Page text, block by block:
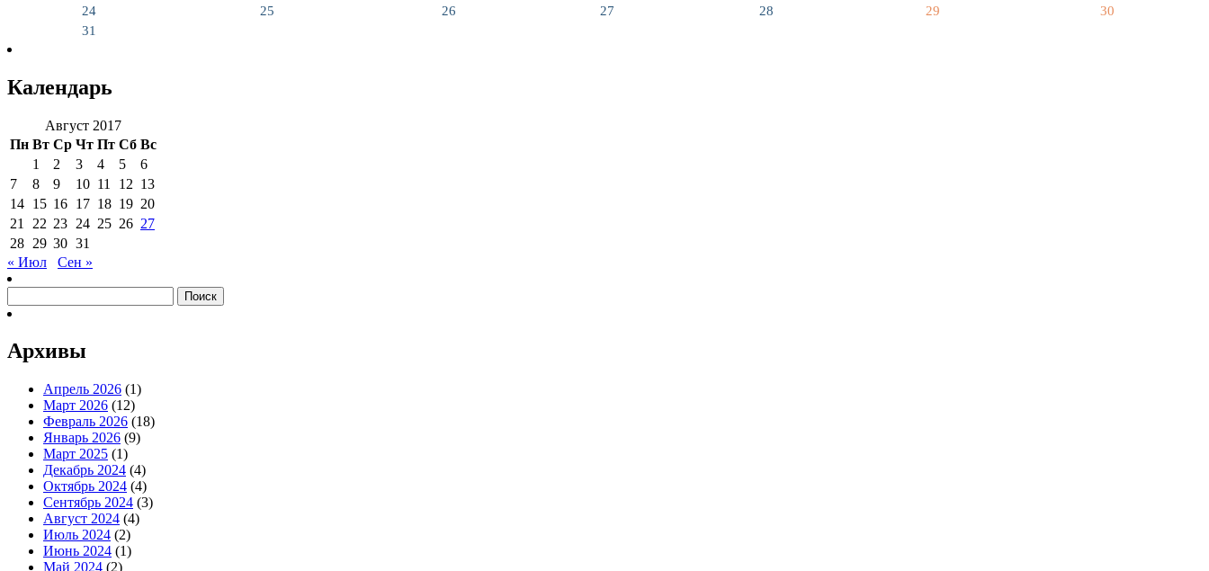
24
25 26 27 28 29
30
31
Календарь
Август 2017
Пн Вт Ср Чт Пт Сб Вс
1
2 3 4 5
6
7
8 9 10 11 12 13
14 15 16 17 18 19 20
21
22 23 24 25 26 27
28 29 30 31
« Июл
Сен »
Архивы
Апрель 2026 (1)
Март 2026 (12)
Февраль 2026 (18)
Январь 2026 (9)
Март 2025 (1)
Декабрь 2024 (4)
Октябрь 2024 (4)
Сентябрь 2024 (3)
Август 2024 (4)
Июль 2024 (2)
Июнь 2024 (1)
Май 2024 (2)